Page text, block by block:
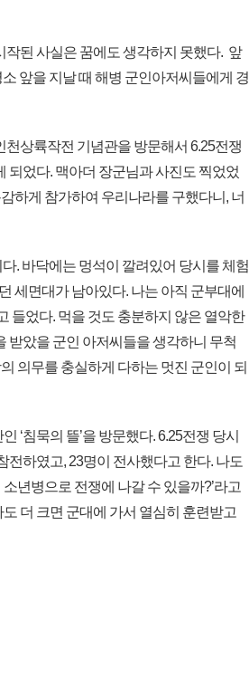
작된 사실은 꿈에도 생각하지 못했다. 앞
앞을 지날 때 해병 군인아저씨들에게 경
상륙작전 기념관을 방문해서 6.25전쟁
되었다. 맥아더 장군님과 사진도 찍었었
하게 참가하여 우리나라를 구했다니, 너
. 바닥에는 멍석이 깔려있어 당시를 체험
세면대가 남아있다. 나는 아직 군부대에
들었다. 먹을 것도 충분하지 않은 열악한
받았을 군인 아저씨들을 생각하니 무척
의무를 충실하게 다하는 멋진 군인이 되
‘침묵의 뜰’을 방문했다. 6.25전쟁 당시
하였고, 23명이 전사했다고 한다. 나도
년병으로 전쟁에 나갈 수 있을까?’라고
더 크면 군대에 가서 열심히 훈련받고